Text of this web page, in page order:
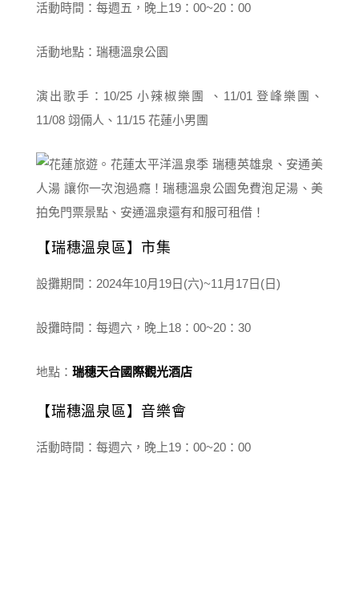
活動時間：每週五，晚上19：00~20：00
活動地點：瑞穗溫泉公園
演出歌手：10/25 小辣椒樂團 、11/01 登峰樂團、
11/08 翊倆人、11/15 花蓮小男團
【瑞穗溫泉區】市集
設攤期間：2024年10月19日(六)~11月17日(日)
設攤時間：每週六，晚上18：00~20：30
地點： 瑞穗天合國際觀光酒店
【瑞穗溫泉區】音樂會
活動時間：每週六，晚上19：00~20：00